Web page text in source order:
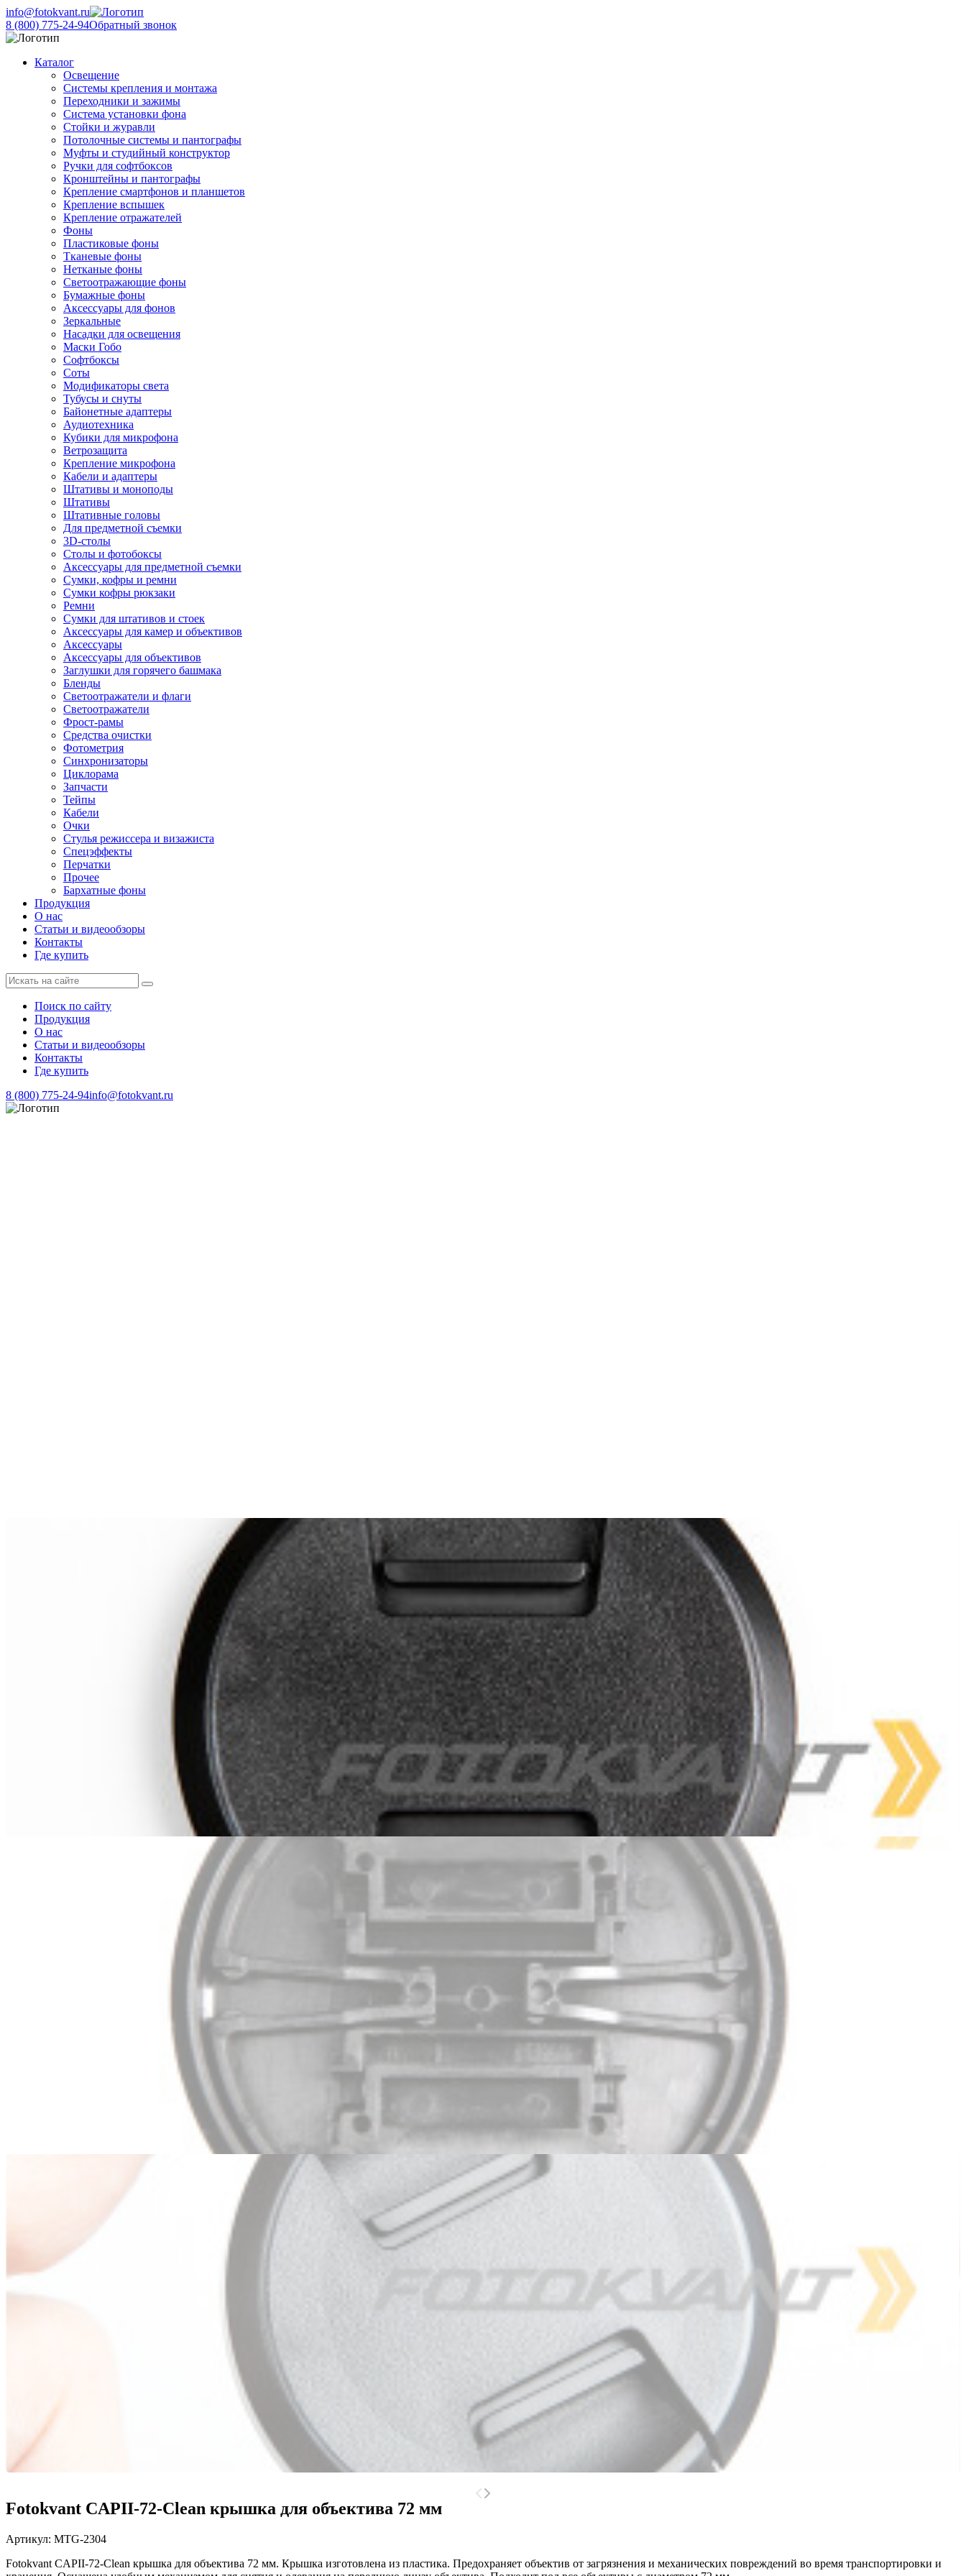
info@fotokvant.ru
8 (800) 775-24-94Обратный звонок
Каталог
Освещение
Системы крепления и монтажа
Переходники и зажимы
Система установки фона
Стойки и журавли
Потолочные системы и пантографы
Муфты и студийный конструктор
Ручки для софтбоксов
Кронштейны и пантографы
Крепление смартфонов и планшетов
Крепление вспышек
Крепление отражателей
Фоны
Пластиковые фоны
Тканевые фоны
Нетканые фоны
Светоотражающие фоны
Бумажные фоны
Аксессуары для фонов
Зеркальные
Насадки для освещения
Маски Гобо
Софтбоксы
Соты
Модификаторы света
Тубусы и снуты
Байонетные адаптеры
Аудиотехника
Кубики для микрофона
Ветрозащита
Крепление микрофона
Кабели и адаптеры
Штативы и моноподы
Штативы
Штативные головы
Для предметной съемки
3D-столы
Столы и фотобоксы
Аксессуары для предметной съемки
Сумки, кофры и ремни
Сумки кофры рюкзаки
Ремни
Сумки для штативов и стоек
Аксессуары для камер и объективов
Аксессуары
Аксессуары для объективов
Заглушки для горячего башмака
Бленды
Светоотражатели и флаги
Светоотражатели
Фрост-рамы
Средства очистки
Фотометрия
Синхронизаторы
Циклорама
Запчасти
Тейпы
Кабели
Очки
Стулья режиссера и визажиста
Спецэффекты
Перчатки
Прочее
Бархатные фоны
Продукция
О нас
Статьи и видеообзоры
Контакты
Где купить
Поиск по сайту
Продукция
О нас
Статьи и видеообзоры
Контакты
Где купить
8 (800) 775-24-94info@fotokvant.ru
Fotokvant CAPII-72-Clean крышка для объектива 72 мм
Артикул: MTG-2304
Fotokvant CAPII-72-Clean крышка для объектива 72 мм. Крышка изготовлена из пластика. Предохраняет объектив от загрязнения и механических повреждений во время транспортировки и